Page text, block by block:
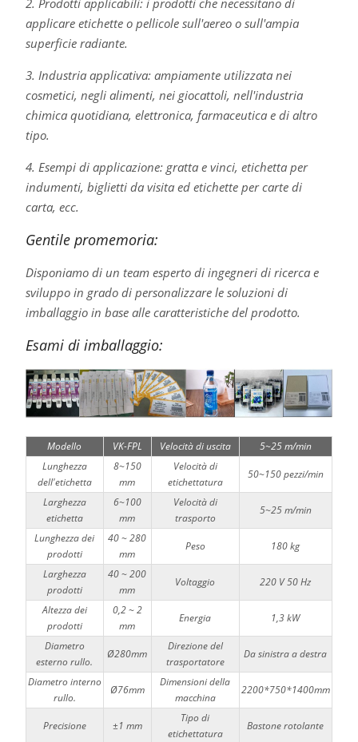
2. Prodotti applicabili: i prodotti che necessitano di
applicare etichette o pellicole sull'aereo o sull'ampia
superficie radiante.
3. Industria applicativa: ampiamente utilizzata nei
cosmetici, negli alimenti, nei giocattoli, nell'industria
chimica quotidiana, elettronica, farmaceutica e di altro
tipo.
4. Esempi di applicazione: gratta e vinci, etichetta per
indumenti, biglietti da visita ed etichette per carte di
carta, ecc.
Gentile promemoria:
Disponiamo di un team esperto di ingegneri di ricerca e
sviluppo in grado di personalizzare le soluzioni di
imballaggio in base alle caratteristiche del prodotto.
Esami di imballaggio:
Modello VK-FPL Velocità di uscita
5~25 m/min
Lunghezza
dell'etichetta
8~150
mm
Velocità di
etichettatura
50~150 pezzi/min
Larghezza
etichetta
6~100
mm
Velocità di
trasporto
5~25 m/min
Lunghezza dei
prodotti
40 ~ 280
mm
Peso 180 kg
Larghezza
prodotti
40 ~ 200
mm
Voltaggio 220 V 50 Hz
Altezza dei
prodotti
0,2 ~ 2
mm
Energia 1,3 kW
Diametro
esterno rullo.
Ø280mm
Direzione del
trasportatore
Da sinistra a destra
Diametro interno
rullo.
Ø76mm
Dimensioni della
macchina
2200*750*1400mm
Precisione ±1 mm
Tipo di
etichettatura
Bastone rotolante